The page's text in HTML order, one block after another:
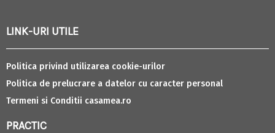
LINK-URI UTILE
Politica privind utilizarea cookie-urilor
Politica de prelucrare a datelor cu caracter personal
Termeni si Conditii casamea.ro
PRACTIC